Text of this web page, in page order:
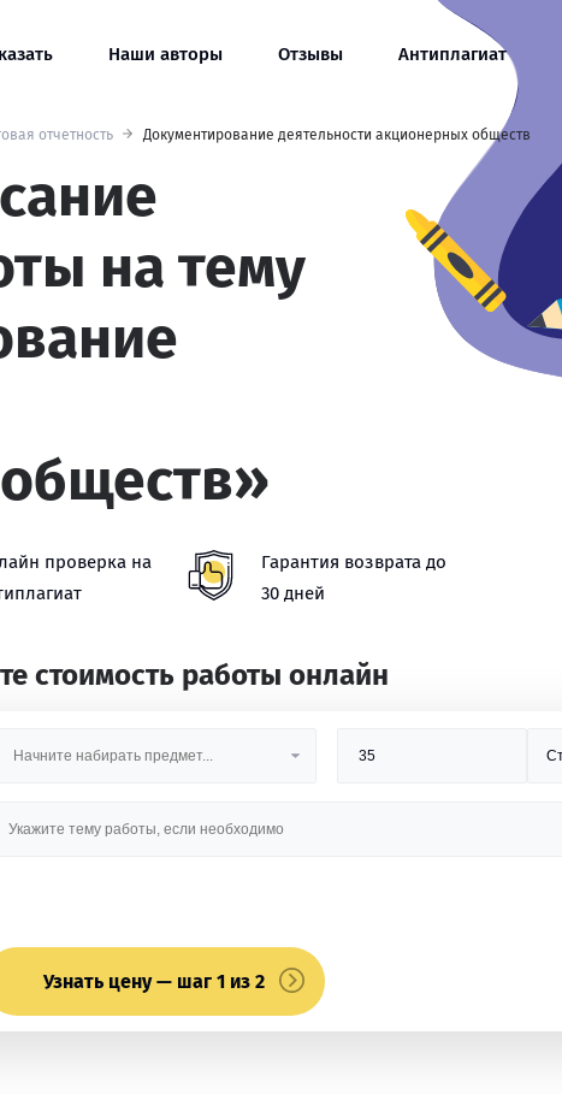
Наши авторы Отзывы Антиплагиат
отчетность Документирование деятельности акционерных обществ
на тему
проверка на
Гарантия возврата до
30 дней
стоимость работы онлайн
Узнать цену — шаг 1 из 2